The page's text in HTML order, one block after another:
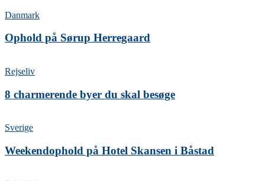
Danmark
Ophold på Sørup Herregaard
Rejseliv
8 charmerende byer du skal besøge
Sverige
Weekendophold på Hotel Skansen i Båstad